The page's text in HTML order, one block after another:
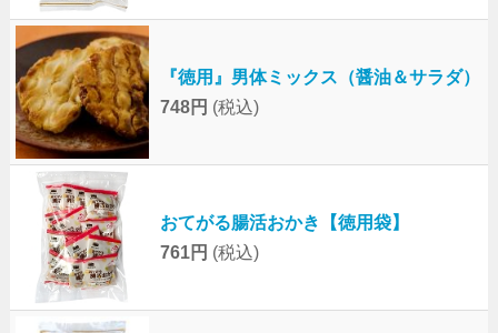
『徳用』男体ミックス（醤油＆サラダ）
748円 (税込)
おてがる腸活おかき【徳用袋】
761円 (税込)